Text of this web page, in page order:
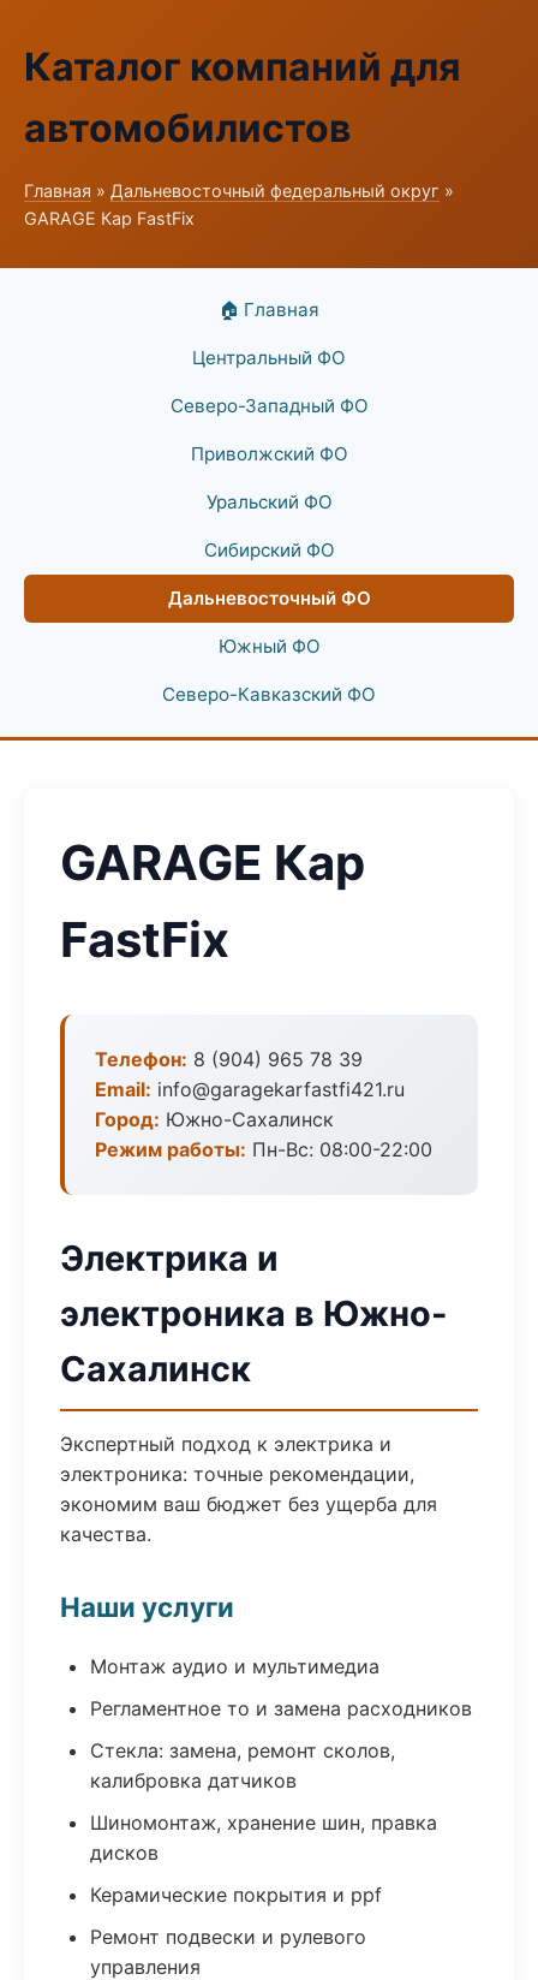
Каталог компаний для
автомобилистов
Главная » Дальневосточный федеральный округ »
GARAGE Кар FastFix
🏠 Главная
Центральный ФО
Северо-Западный ФО
Приволжский ФО
Уральский ФО
Сибирский ФО
Дальневосточный ФО
Южный ФО
Северо-Кавказский ФО
GARAGE Кар
FastFix
Телефон: 8 (904) 965 78 39
Email: info@garagekarfastfi421.ru
Город: Южно-Сахалинск
Режим работы: Пн-Вс: 08:00-22:00
Электрика и
электроника в Южно-
Сахалинск
Экспертный подход к электрика и
электроника: точные рекомендации,
экономим ваш бюджет без ущерба для
качества.
Наши услуги
Монтаж аудио и мультимедиа
Регламентное то и замена расходников
Стекла: замена, ремонт сколов,
калибровка датчиков
Шиномонтаж, хранение шин, правка
дисков
Керамические покрытия и ppf
Ремонт подвески и рулевого
управления